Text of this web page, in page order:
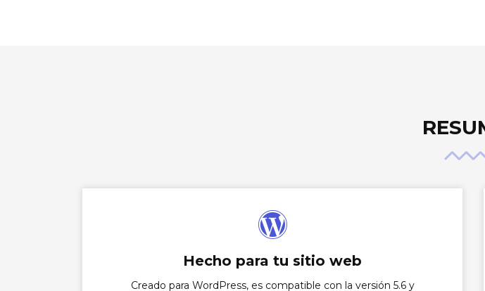
Hecho para tu sitio web
Creado para WordPress, es compatible con la versión 5.6 y